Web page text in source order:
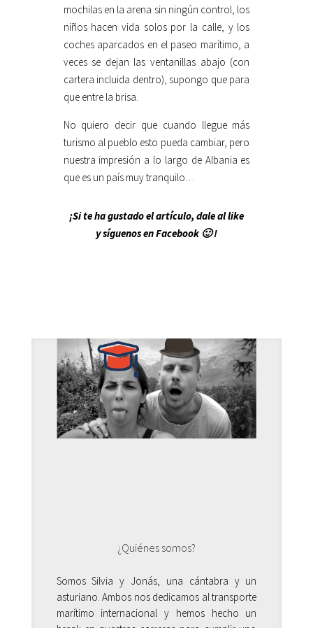
mochilas en la arena sin ningún control, los
niños hacen vida solos por la calle, y los
coches aparcados en el paseo marítimo, a
veces se dejan las ventanillas abajo (con
cartera incluida dentro), supongo que para
que entre la brisa.
No quiero decir que cuando llegue más
turismo al pueblo esto pueda cambiar, pero
nuestra impresión a lo largo de Albania es
que es un país muy tranquilo…
¡Si te ha gustado el artículo, dale al like
y síguenos en Facebook 🙂 !
¿Quiénes somos?
Somos Silvia y Jonás, una cántabra y un
asturiano. Ambos nos dedicamos al transporte
marítimo internacional y hemos hecho un